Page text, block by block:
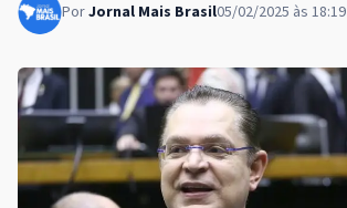
PorJornal Mais Brasil05/02/2025 às 18:19